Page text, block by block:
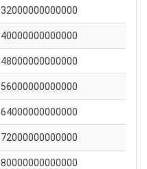
32000000000000
40000000000000
48000000000000
56000000000000
64000000000000
72000000000000
80000000000000